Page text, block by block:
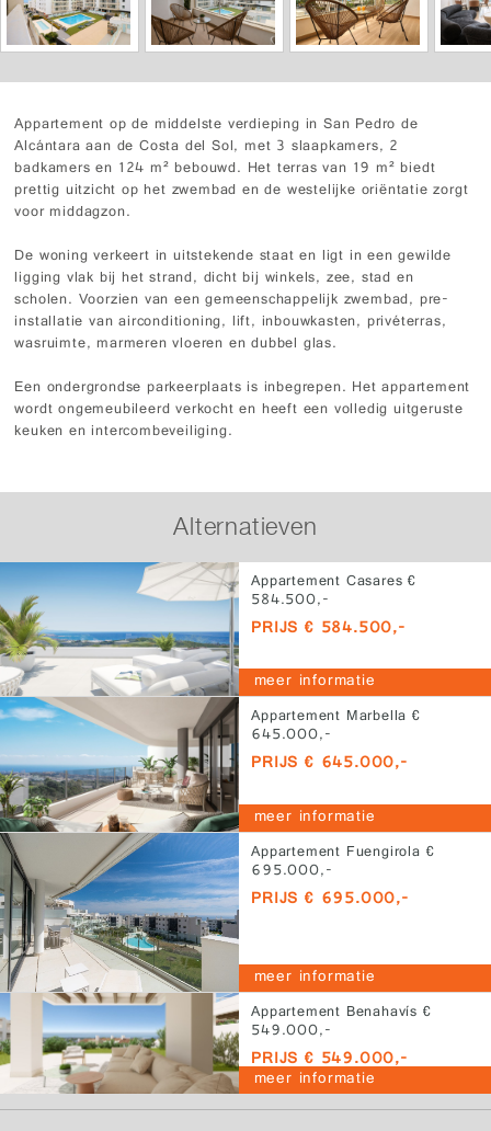
Appartement op de middelste verdieping in San Pedro de
Alcántara aan de Costa del Sol, met 3 slaapkamers, 2
badkamers en 124 m² bebouwd. Het terras van 19 m² biedt
prettig uitzicht op het zwembad en de westelijke oriëntatie zorgt
voor middagzon.
De woning verkeert in uitstekende staat en ligt in een gewilde
ligging vlak bij het strand, dicht bij winkels, zee, stad en
scholen. Voorzien van een gemeenschappelijk zwembad, pre-
installatie van airconditioning, lift, inbouwkasten, privéterras,
wasruimte, marmeren vloeren en dubbel glas.
Een ondergrondse parkeerplaats is inbegrepen. Het appartement
wordt ongemeubileerd verkocht en heeft een volledig uitgeruste
keuken en intercombeveiliging.
Alternatieven
Appartement Casares €
584.500,-
PRIJS € 584.500,-
meer informatie
Appartement Marbella €
645.000,-
PRIJS € 645.000,-
meer informatie
Appartement Fuengirola €
695.000,-
PRIJS € 695.000,-
meer informatie
Appartement Benahavís €
549.000,-
PRIJS € 549.000,-
meer informatie